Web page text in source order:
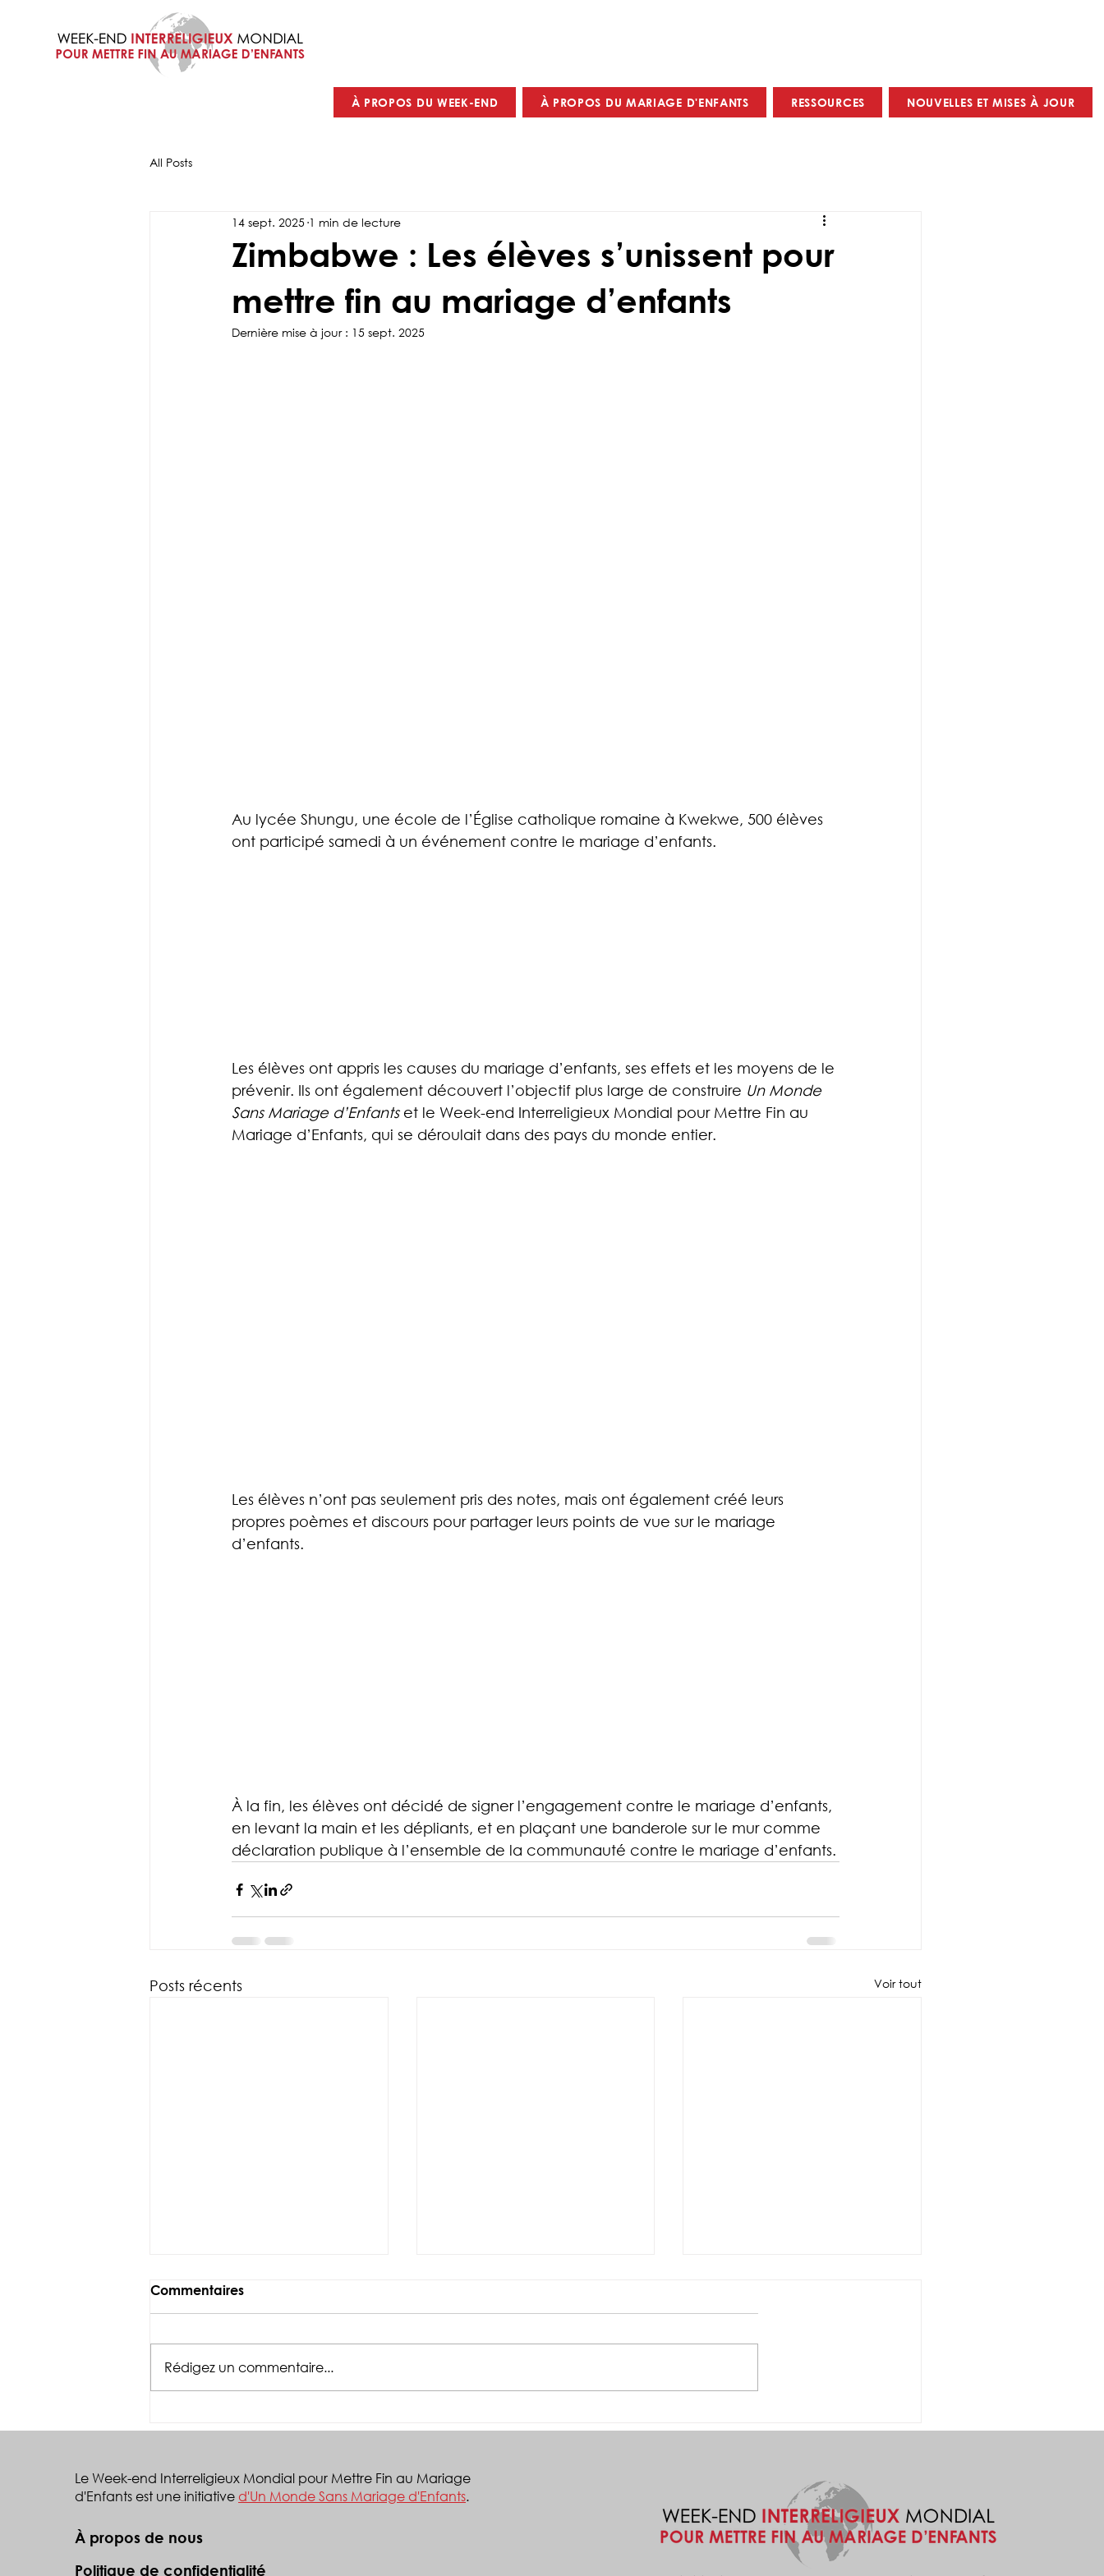
À PROPOS DU WEEK-END À PROPOS DU MARIAGE D'ENFANTS RESSOURCES NOUVELLES ET MISES À JOUR
All Posts
Zimbabwe : Les élèves s’unissent pour
mettre fin au mariage d’enfants
14 sept. 2025 1 min de lecture
Dernière mise à jour : 15 sept. 2025
Au lycée Shungu, une école de l’Église catholique romaine à Kwekwe, 500 élèves
ont participé samedi à un événement contre le mariage d’enfants.
Les élèves ont appris les causes du mariage d’enfants, ses effets et les moyens de le
prévenir. Ils ont également découvert l’objectif plus large de construire Un Monde
Sans Mariage d’Enfants et le Week-end Interreligieux Mondial pour Mettre Fin au
Mariage d’Enfants, qui se déroulait dans des pays du monde entier.
Les élèves n’ont pas seulement pris des notes, mais ont également créé leurs
propres poèmes et discours pour partager leurs points de vue sur le mariage
d’enfants.
À la fin, les élèves ont décidé de signer l’engagement contre le mariage d’enfants,
en levant la main et les dépliants, et en plaçant une banderole sur le mur comme
déclaration publique à l’ensemble de la communauté contre le mariage d’enfants.
Posts récents Voir tout
Youth Uganda a mobilisé
prévenir le mariage
d’enfants
UTILISE LES RÉSEAUX
SUR LE MARIAGE D'ENFANTS
Jos, au Nigéria, des
le samedi 13.
Commentaires
Rédigez un commentaire...
Le Week-end Interreligieux Mondial pour Mettre Fin au Mariage
d'Enfants est une initiative d'Un Monde Sans Mariage d'Enfants.
À propos de nous
Politique de confidentialité